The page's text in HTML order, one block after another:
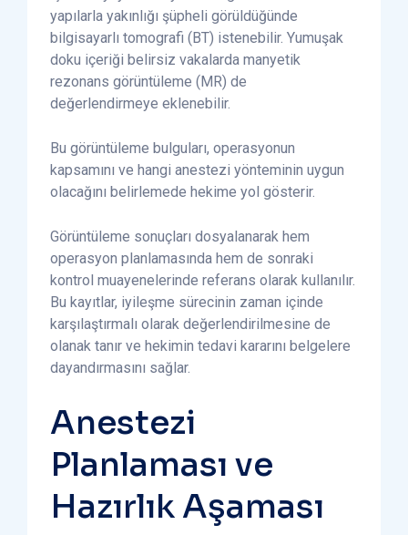
yapılarla yakınlığı şüpheli görüldüğünde
bilgisayarlı tomografi (BT) istenebilir. Yumuşak
doku içeriği belirsiz vakalarda manyetik
rezonans görüntüleme (MR) de
değerlendirmeye eklenebilir.
Bu görüntüleme bulguları, operasyonun
kapsamını ve hangi anestezi yönteminin uygun
olacağını belirlemede hekime yol gösterir.
Görüntüleme sonuçları dosyalanarak hem
operasyon planlamasında hem de sonraki
kontrol muayenelerinde referans olarak kullanılır.
Bu kayıtlar, iyileşme sürecinin zaman içinde
karşılaştırmalı olarak değerlendirilmesine de
olanak tanır ve hekimin tedavi kararını belgelere
dayandırmasını sağlar.
Anestezi
Planlaması ve
Hazırlık Aşaması